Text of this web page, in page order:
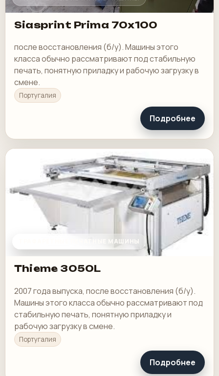
Siasprint Prima 70x100
после восстановления (б/у). Машины этого
класса обычно рассматривают под стабильную
печать, понятную приладку и рабочую загрузку в
смене.
Португалия
Подробнее
ТРАФАРЕТНЫЕ ПЕЧАТНЫЕ МАШИНЫ
Thieme 3050L
2007 года выпуска, после восстановления (б/у).
Машины этого класса обычно рассматривают под
стабильную печать, понятную приладку и
рабочую загрузку в смене.
Португалия
Подробнее